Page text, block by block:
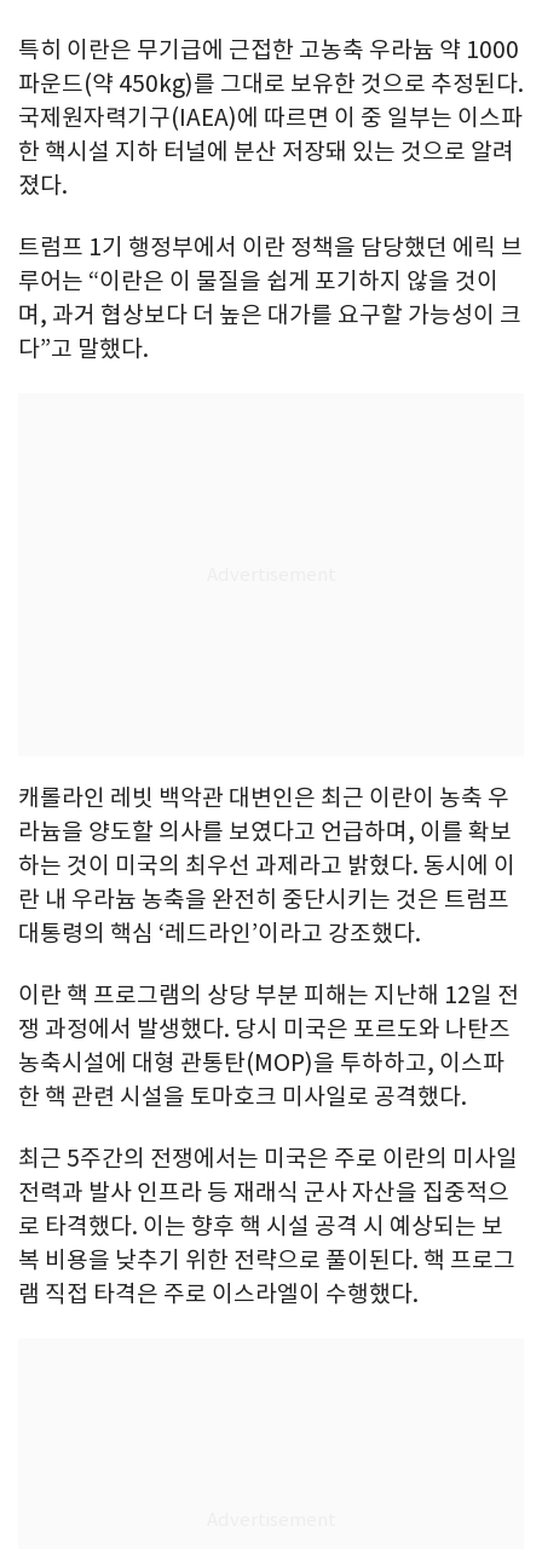
특히 이란은 무기급에 근접한 고농축 우라늄 약 1000
파운드(약 450kg)를 그대로 보유한 것으로 추정된다.
국제원자력기구(IAEA)에 따르면 이 중 일부는 이스파
한 핵시설 지하 터널에 분산 저장돼 있는 것으로 알려
졌다.
트럼프 1기 행정부에서 이란 정책을 담당했던 에릭 브
루어는 “이란은 이 물질을 쉽게 포기하지 않을 것이
며, 과거 협상보다 더 높은 대가를 요구할 가능성이 크
다”고 말했다.
캐롤라인 레빗 백악관 대변인은 최근 이란이 농축 우
라늄을 양도할 의사를 보였다고 언급하며, 이를 확보
하는 것이 미국의 최우선 과제라고 밝혔다. 동시에 이
란 내 우라늄 농축을 완전히 중단시키는 것은 트럼프
대통령의 핵심 ‘레드라인’이라고 강조했다.
이란 핵 프로그램의 상당 부분 피해는 지난해 12일 전
쟁 과정에서 발생했다. 당시 미국은 포르도와 나탄즈
농축시설에 대형 관통탄(MOP)을 투하하고, 이스파
한 핵 관련 시설을 토마호크 미사일로 공격했다.
최근 5주간의 전쟁에서는 미국은 주로 이란의 미사일
전력과 발사 인프라 등 재래식 군사 자산을 집중적으
로 타격했다. 이는 향후 핵 시설 공격 시 예상되는 보
복 비용을 낮추기 위한 전략으로 풀이된다. 핵 프로그
램 직접 타격은 주로 이스라엘이 수행했다.